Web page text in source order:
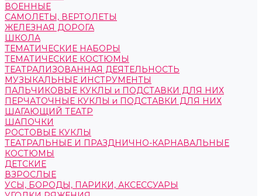
ВОЕННЫЕ
САМОЛЕТЫ, ВЕРТОЛЕТЫ
ЖЕЛЕЗНАЯ ДОРОГА
ШКОЛА
ТЕМАТИЧЕСКИЕ НАБОРЫ
ТЕМАТИЧЕСКИЕ КОСТЮМЫ
ТЕАТРАЛИЗОВАННАЯ ДЕЯТЕЛЬНОСТЬ
МУЗЫКАЛЬНЫЕ ИНСТРУМЕНТЫ
ПАЛЬЧИКОВЫЕ КУКЛЫ и ПОДСТАВКИ ДЛЯ НИХ
ПЕРЧАТОЧНЫЕ КУКЛЫ и ПОДСТАВКИ ДЛЯ НИХ
ШАГАЮЩИЙ ТЕАТР
ШАПОЧКИ
РОСТОВЫЕ КУКЛЫ
ТЕАТРАЛЬНЫЕ И ПРАЗДНИЧНО-КАРНАВАЛЬНЫЕ
КОСТЮМЫ
ДЕТСКИЕ
ВЗРОСЛЫЕ
УСЫ, БОРОДЫ, ПАРИКИ, АКСЕССУАРЫ